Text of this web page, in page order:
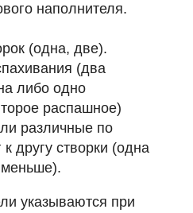
наполнителя.
(одна, две).
(два
либо одно
распашное)
различные по
другу створки (одна
указываются при